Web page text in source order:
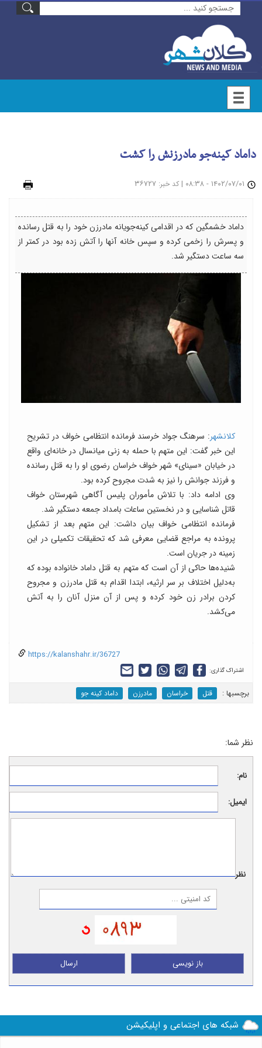
داماد کینه‌جو مادرزنش را کشت
| کد خبر: ۳۶۷۲۷
داماد خشمگین که در اقدامی کینه‌جویانه مادرزن خود را به قتل رسانده
و پسرش را زخمی کرده و سپس خانه آنها را آتش زده بود در کمتر از
سه ساعت دستگیر شد.
کلانشهر: سرهنگ جواد خرسند فرمانده انتظامی خواف در تشریح
این خبر گفت: این متهم با حمله به زنی میانسال در خانه‌ای واقع
در خیابان «سینای» شهر خواف خراسان رضوی او را به قتل رسانده
و فرزند جوانش را نیز به شدت مجروح کرده بود.
وی ادامه داد: با تلاش مأموران پلیس آگاهی شهرستان خواف
قاتل شناسایی و در نخستین ساعات بامداد جمعه دستگیر شد.
فرمانده انتظامی خواف بیان داشت: این متهم بعد از تشکیل
پرونده به مراجع قضایی معرفی شد که تحقیقات تکمیلی در این
زمینه در جریان است.
شنیده‌ها حاکی از آن است که متهم به قتل داماد خانواده بوده که
به‌دلیل اختلاف بر سر ارثیه، ابتدا اقدام به قتل مادرزن و مجروح
کردن برادر زن خود کرده و پس از آن منزل آنان را به آتش
می‌کشد.
https://kalanshahr.ir/36727
اشتراک گذاری:
برچسب‎ها : قتل خراسان مادرزن داماد کینه جو
نظر شما:
نام:
ایمیل:
نظر:
ارسال باز نویسی
شبکه های اجتماعی و اپلیکیشن